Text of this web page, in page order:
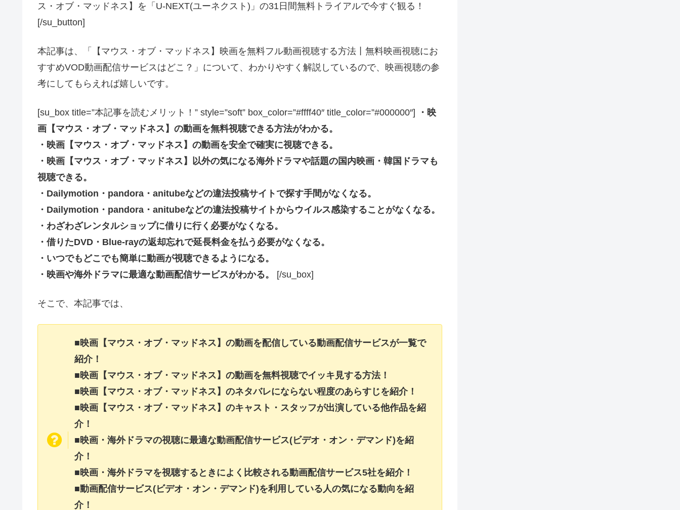
ス・オブ・マッドネス】を「U-NEXT(ユーネクスト)」の31日間無料トライアルで今すぐ観る！
[/su_button]
本記事は、「【マウス・オブ・マッドネス】映画を無料フル動画視聴する方法丨無料映画視聴にお
すすめVOD動画配信サービスはどこ？」について、わかりやすく解説しているので、映画視聴の参
考にしてもらえれば嬉しいです。
[su_box title=”本記事を読むメリット！” style=”soft” box_color=”#ffff40″ title_color=”#000000″]
・映
画【マウス・オブ・マッドネス】の動画を無料視聴できる方法がわかる。
・映画【マウス・オブ・マッドネス】の動画を安全で確実に視聴できる。
・映画【マウス・オブ・マッドネス】以外の気になる海外ドラマや話題の国内映画・韓国ドラマも
視聴できる。
・Dailymotion・pandora・anitubeなどの違法投稿サイトで探す手間がなくなる。
・Dailymotion・pandora・anitubeなどの違法投稿サイトからウイルス感染することがなくなる。
・わざわざレンタルショップに借りに行く必要がなくなる。
・借りたDVD・Blue-rayの返却忘れで延長料金を払う必要がなくなる。
・いつでもどこでも簡単に動画が視聴できるようになる。
・映画や海外ドラマに最適な動画配信サービスがわかる。
[/su_box]
そこで、本記事では、
■映画【マウス・オブ・マッドネス】の動画を配信している動画配信サービスが一覧で
紹介！
■映画【マウス・オブ・マッドネス】の動画を無料視聴でイッキ見する方法！
■映画【マウス・オブ・マッドネス】のネタバレにならない程度のあらすじを紹介！
■映画【マウス・オブ・マッドネス】のキャスト・スタッフが出演している他作品を紹
介！
■映画・海外ドラマの視聴に最適な動画配信サービス(ビデオ・オン・デマンド)を紹
介！
■映画・海外ドラマを視聴するときによく比較される動画配信サービス5社を紹介！
■動画配信サービス(ビデオ・オン・デマンド)を利用している人の気になる動向を紹
介！